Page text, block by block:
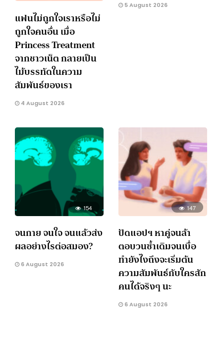
แฟนไม่ถูกใจเราหรือไม่
ถูกใจคนอื่น เมื่อ
Princess Treatment
จากชาวเน็ต กลายเป็น
ไม้บรรทัดในความ
สัมพันธ์ของเรา
4 August 2026
5 August 2026
154
จนกาย จนใจ จนแล้วส่ง
ผลอย่างไรต่อสมอง?
6 August 2026
147
ปัดแอปฯ หาคู่จนล้า
ตอบวนซ้ำเดิมจนเบื่อ
ทำยังไงถึงจะเริ่มต้น
ความสัมพันธ์กับใครสัก
คนได้จริงๆ นะ
6 August 2026